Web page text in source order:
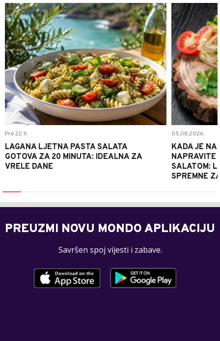
0
Pre 22 h
LAGANA LJETNA PASTA SALATA
GOTOVA ZA 20 MINUTA: IDEALNA ZA
VRELE DANE
05.08.2026.
KADA JE
NAPRAVITE
SALATOM:
SPREMNE
PREUZMI NOVU MONDO APLIKACIJU
Savršen spoj vijesti i zabave.